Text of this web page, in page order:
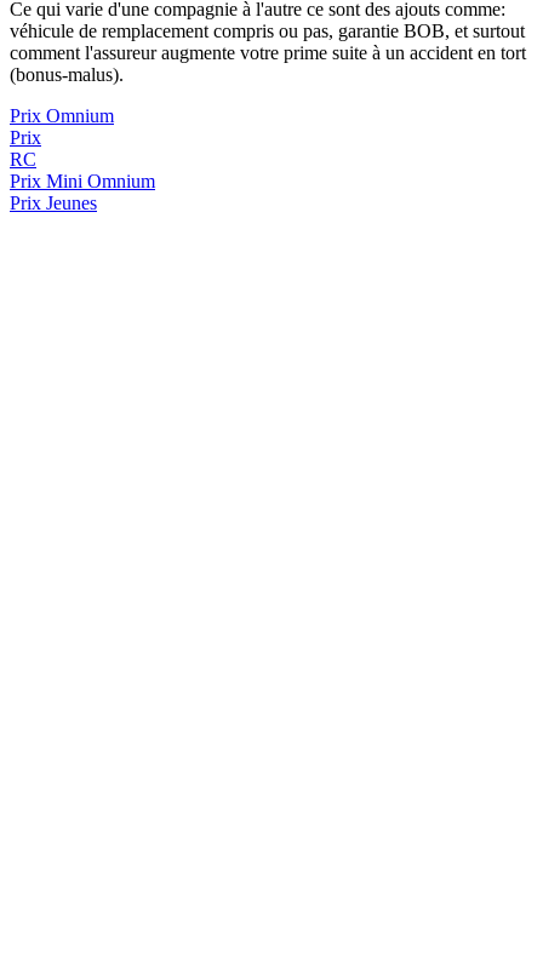
Ce qui varie d'une compagnie à l'autre ce sont des ajouts comme:
véhicule de remplacement compris ou pas, garantie BOB, et surtout
comment l'assureur augmente votre prime suite à un accident en tort
(bonus-malus).
Prix Omnium
Prix
RC
Prix Mini Omnium
Prix Jeunes